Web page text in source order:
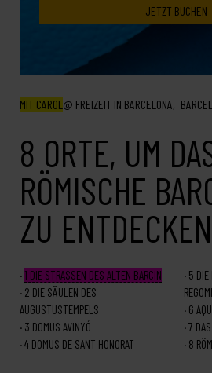
MIT CAROL FREIZEIT IN BARCELONA
8 ORTE, UM
RÖMISCHE
ZU ENTDECKEN
1 DIE STRASSEN DES ALTEN BARCIN
2 DIE SÄULEN DES
AUGUSTUSTEMPELS
3 DOMUS AVINYÓ
4 DOMUS DE SANT HONORAT
5 DIE
6
7
8